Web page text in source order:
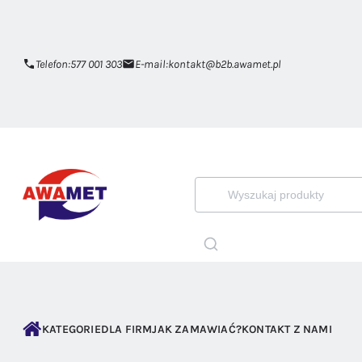
Telefon:577 001 303 E-mail:kontakt@b2b.awamet.pl
KATEGORIEDLA FIRMJAK ZAMAWIAĆ?KONTAKT Z NAMI